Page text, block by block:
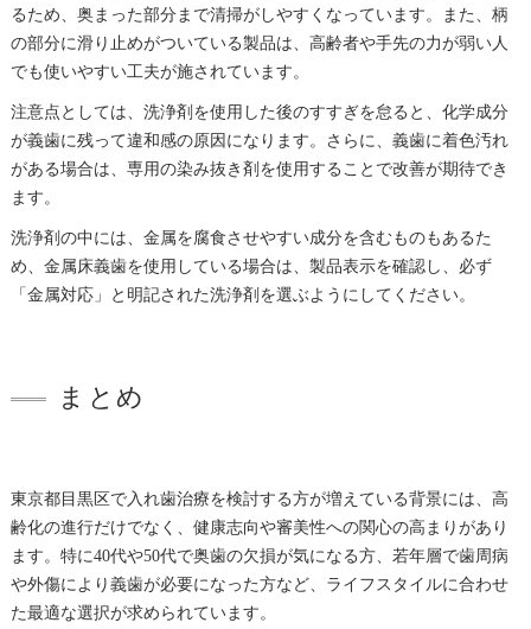
るため、奥まった部分まで清掃がしやすくなっています。また、柄
の部分に滑り止めがついている製品は、高齢者や手先の力が弱い人
でも使いやすい工夫が施されています。
注意点としては、洗浄剤を使用した後のすすぎを怠ると、化学成分
が義歯に残って違和感の原因になります。さらに、義歯に着色汚れ
がある場合は、専用の染み抜き剤を使用することで改善が期待でき
ます。
洗浄剤の中には、金属を腐食させやすい成分を含むものもあるた
め、金属床義歯を使用している場合は、製品表示を確認し、必ず
「金属対応」と明記された洗浄剤を選ぶようにしてください。
まとめ
東京都目黒区で入れ歯治療を検討する方が増えている背景には、高
齢化の進行だけでなく、健康志向や審美性への関心の高まりがあり
ます。特に40代や50代で奥歯の欠損が気になる方、若年層で歯周病
や外傷により義歯が必要になった方など、ライフスタイルに合わせ
た最適な選択が求められています。